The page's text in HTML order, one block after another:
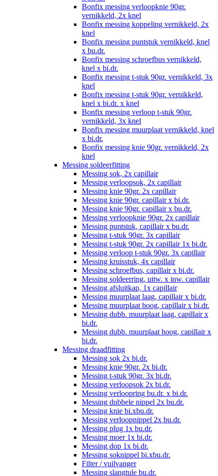
Bonfix messing verloopknie 90gr.
vernikkeld, 2x knel
Bonfix messing koppeling vernikkeld, 2x
knel
Bonfix messing puntstuk vernikkeld, knel
x bu.dr.
Bonfix messing schroefbus vernikkeld,
knel x bi.dr.
Bonfix messing t-stuk 90gr. vernikkeld, 3x
knel
Bonfix messing t-stuk 90gr. vernikkeld,
knel x bi.dr. x knel
Bonfix messing verloop t-stuk 90gr.
vernikkeld, 3x knel
Bonfix messing muurplaat vernikkeld, knel
x bi.dr.
Bonfix messing knie 90gr. vernikkeld, 2x
knel
Messing soldeerfitting
Messing sok, 2x capillair
Messing verloopsok, 2x capillair
Messing knie 90gr. 2x capillair
Messing knie 90gr. capillair x bi.dr.
Messing knie 90gr. capillair x bu.dr.
Messing verloopknie 90gr. 2x capillair
Messing puntstuk, capillair x bu.dr.
Messing t-stuk 90gr. 3x capillair
Messing t-stuk 90gr. 2x capillair 1x bi.dr.
Messing verloop t-stuk 90gr. 3x capillair
Messing kruisstuk, 4x capillair
Messing schroefbus, capillair x bi.dr.
Messing soldeerring, uitw. x inw. capillair
Messing afsluitkap, 1x capillair
Messing muurplaat laag, capillair x bi.dr.
Messing muurplaat hoog, capillair x bi.dr.
Messing dubb. muurplaat laag, capillair x
bi.dr.
Messing dubb. muurplaat hoog, capillair x
bi.dr.
Messing draadfitting
Messing sok 2x bi.dr.
Messing knie 90gr. 2x bi.dr.
Messing t-stuk 90gr. 3x bi.dr.
Messing verloopsok 2x bi.dr.
Messing verloopring bu.dr. x bi.dr.
Messing dubbele nippel 2x bu.dr.
Messing knie bi.xbu.dr.
Messing verloopnippel 2x bu.dr.
Messing plug 1x bu.dr.
Messing moer 1x bi.dr.
Messing dop 1x bi.dr.
Messing soknippel bi.xbu.dr.
Filter / vuilvanger
Messing slangtule bu.dr.